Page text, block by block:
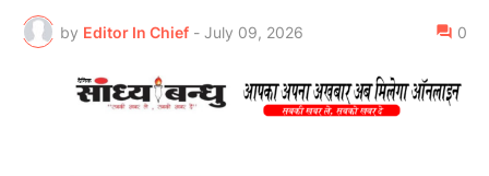
by Editor In Chief - July 09, 2026 0